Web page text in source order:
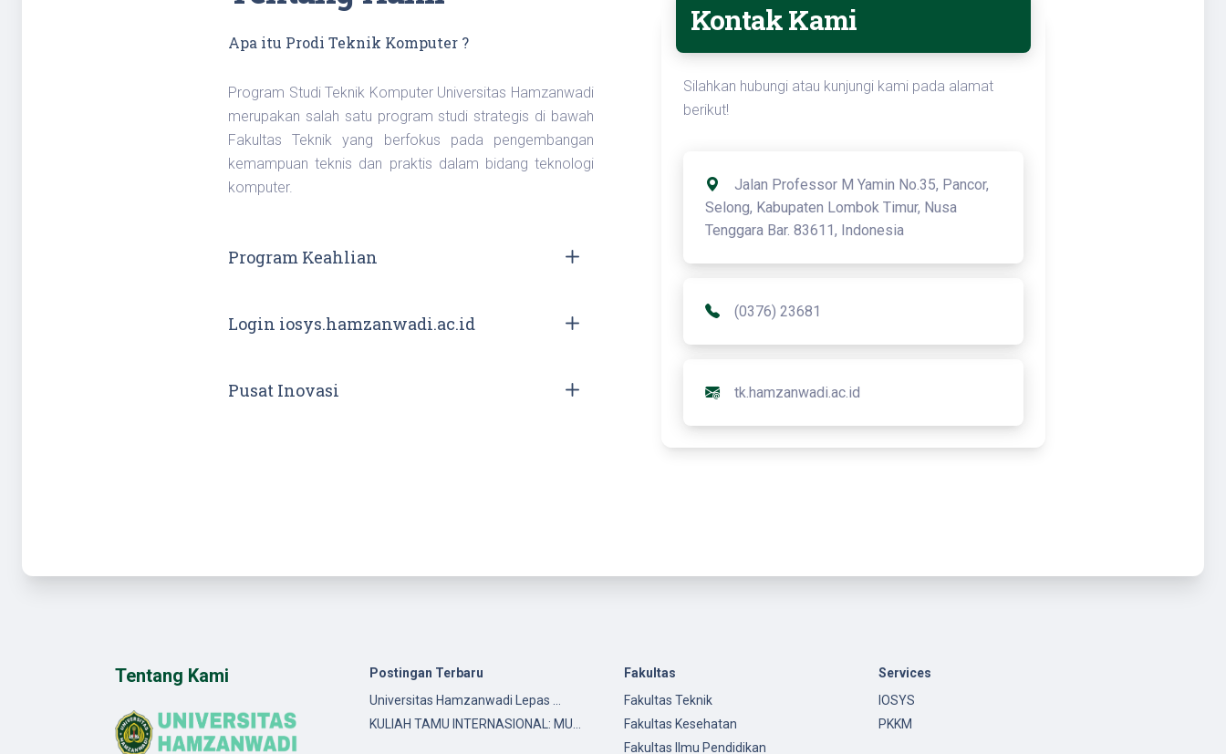
Apa itu Prodi Teknik Komputer ?
Program Studi Teknik Komputer Universitas Hamzanwadi
merupakan salah satu program studi strategis di bawah
Fakultas Teknik yang berfokus pada pengembangan
kemampuan teknis dan praktis dalam bidang teknologi
komputer.
Program Keahlian
Login iosys.hamzanwadi.ac.id
Pusat Inovasi
Kontak Kami
Silahkan hubungi atau kunjungi kami pada alamat
berikut!
Jalan Professor M Yamin No.35, Pancor,
Selong, Kabupaten Lombok Timur, Nusa
Tenggara Bar. 83611, Indonesia
(0376) 23681
tk.hamzanwadi.ac.id
Tentang Kami
Postingan Terbaru
Universitas Hamzanwadi Lepas …
KULIAH TAMU INTERNASIONAL: MU…
Fakultas
Fakultas Teknik
Fakultas Kesehatan
Fakultas Ilmu Pendidikan
Services
IOSYS
PKKM